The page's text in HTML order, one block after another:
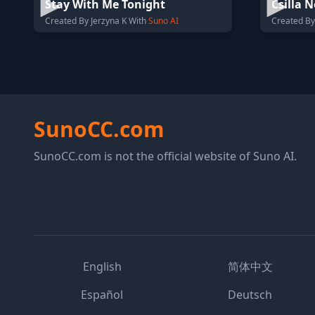
Stay With Me Tonight
Created By Jerzyna K WithSuno AI
Csilla
Created
SunoCC.com
SunoCC.com is not the official website of Suno AI.
English
简体中文
Español
Deutsch